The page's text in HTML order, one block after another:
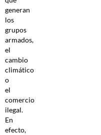
generan
los
grupos
armados,
el
cambio
climático
o
el
comercio
ilegal.
En
efecto,